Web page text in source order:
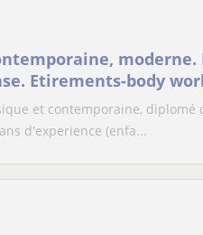
moderne.
Etirements-body
et contemporaine,
d'experience (enfa...